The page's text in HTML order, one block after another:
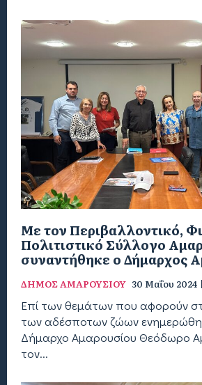
Με τον Περιβαλλοντικό,
Πολιτιστικό Σύλλογο
συναντήθηκε ο Δήμαρχος
ΔΗΜΟΣ ΑΜΑΡΟΥΣΙΟΥ 30 Μαΐου 2024
Επί των θεμάτων που αφορούν
των αδέσποτων ζώων
Δήμαρχο Αμαρουσίου Θεόδωρο
τον...